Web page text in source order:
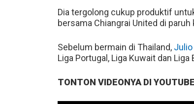
Dia tergolong cukup produktif
bersama Chiangrai United di
Sebelum bermain di Thailand,
Liga Portugal, Liga Kuwait dan
TONTON VIDEONYA DI YOUTUBE